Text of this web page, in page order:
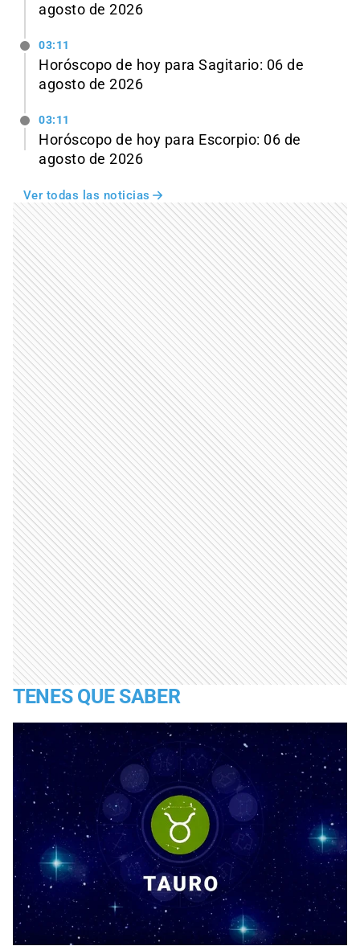
agosto de 2026
03:11
Horóscopo de hoy para Sagitario: 06 de
agosto de 2026
03:11
Horóscopo de hoy para Escorpio: 06 de
agosto de 2026
Ver todas las noticias
TENES QUE SABER